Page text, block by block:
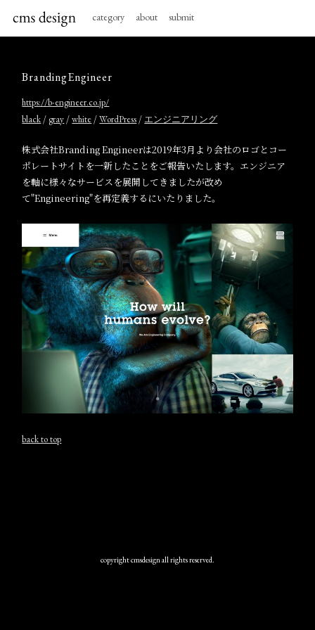
category about submit
BrandingEngineer
https://b-engineer.co.jp/
black / gray /white /WordPress / エンジニアリング
株式会社Branding Engineerは2019年3月より会社のロゴとコー
ポレートサイトを一新したことをご報告いたします。エンジニア
を軸に様々なサービスを展開してきましたが改め
て"Engineering"を再定義するにいたりました。
back to top
copyright cmsdesign all rights reserved.